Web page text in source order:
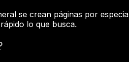
se crean páginas por
lo que busca.